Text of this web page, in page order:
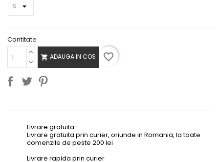
Cantitate
 ADAUGA IN COS favorite_border
Livrare gratuita
Livrare gratuita prin curier, oriunde in Romania, la toate
comenzile de peste 200 lei
Livrare rapida prin curier